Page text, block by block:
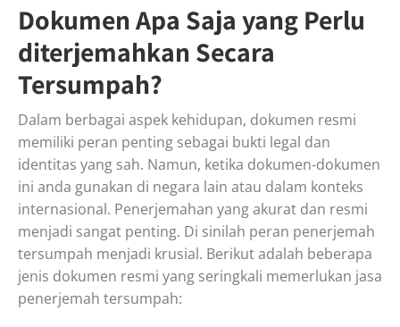
Dokumen Apa Saja yang Perlu
diterjemahkan Secara
Tersumpah?
Dalam berbagai aspek kehidupan, dokumen resmi
memiliki peran penting sebagai bukti legal dan
identitas yang sah. Namun, ketika dokumen-dokumen
ini anda gunakan di negara lain atau dalam konteks
internasional. Penerjemahan yang akurat dan resmi
menjadi sangat penting. Di sinilah peran penerjemah
tersumpah menjadi krusial. Berikut adalah beberapa
jenis dokumen resmi yang seringkali memerlukan jasa
penerjemah tersumpah: